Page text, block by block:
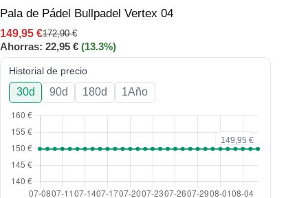
Pala de Pádel Bullpadel Vertex 04
172,90€
149,95 €
Ahorras: 22,95 € (13.3%)
Historial de precio
30d 90d 180d 1Año